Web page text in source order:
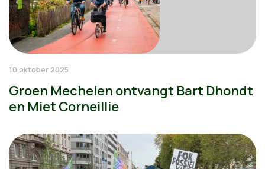
10 oktober 2025
Groen Mechelen ontvangt Bart Dhondt
en Miet Corneillie